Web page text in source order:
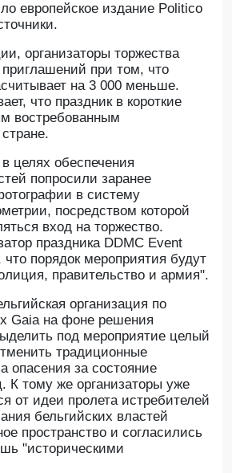
европейское издание Politico
организаторы торжества
при том, что
на 3 000 меньше.
что праздник в короткие
востребованным
целях обеспечения
попросили заранее
в систему
посредством которой
вход на торжество.
праздника DDMC Event
порядок мероприятия будут
правительство и армия".
организация по
Gaia на фоне решения
под мероприятие целый
традиционные
опасения за состояние
К тому же организаторы уже
от идеи пролета истребителей
бельгийских властей
пространство и согласились
"историческими